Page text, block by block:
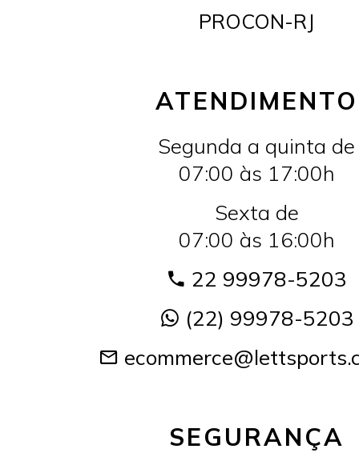
PROCON-RJ
ATENDIMENTO
Segunda a quinta de
07:00 às 17:00h
Sexta de
07:00 às 16:00h
22 99978-5203
(22) 99978-5203
SEGURANÇA